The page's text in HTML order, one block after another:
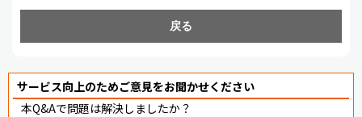
戻る
サービス向上のためご意見をお聞かせください
本Q&Aで問題は解決しましたか？